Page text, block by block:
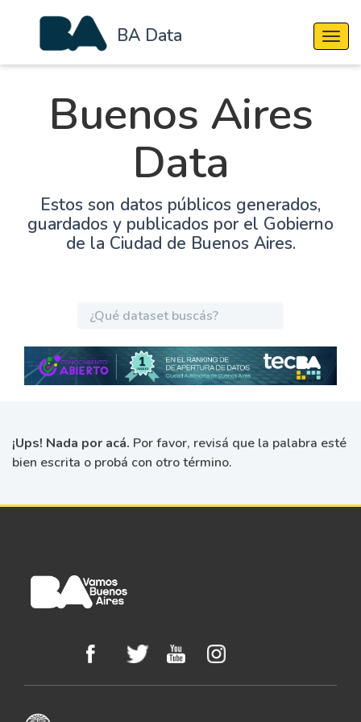
BA Data
Buenos Aires
Data
Estos son datos públicos generados,
guardados y publicados por el Gobierno
de la Ciudad de Buenos Aires.
¡Ups! Nada por acá. Por favor, revisá que la palabra esté
bien escrita o probá con otro término.